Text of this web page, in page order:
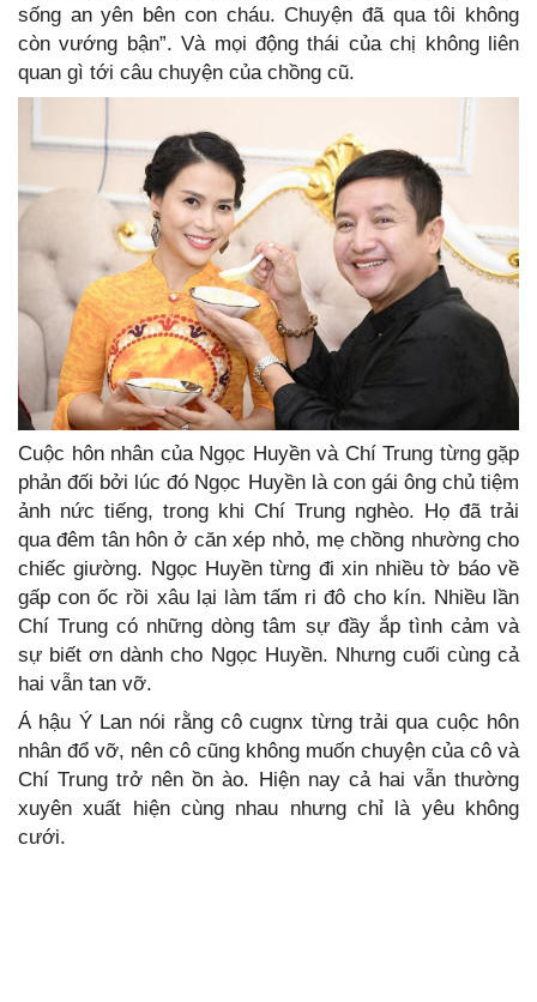
sống an yên bên con cháu. Chuyện đã qua tôi không
còn vướng bận”. Và mọi động thái của chị không liên
quan gì tới câu chuyện của chồng cũ.
Cuộc hôn nhân của Ngọc Huyền và Chí Trung từng gặp
phản đối bởi lúc đó Ngọc Huyền là con gái ông chủ tiệm
ảnh nức tiếng, trong khi Chí Trung nghèo. Họ đã trải
qua đêm tân hôn ở căn xép nhỏ, mẹ chồng nhường cho
chiếc giường. Ngọc Huyền từng đi xin nhiều tờ báo về
gấp con ốc rồi xâu lại làm tấm ri đô cho kín. Nhiều lần
Chí Trung có những dòng tâm sự đầy ắp tình cảm và
sự biết ơn dành cho Ngọc Huyền. Nhưng cuối cùng cả
hai vẫn tan vỡ.
Á hậu Ý Lan nói rằng cô cugnx từng trải qua cuộc hôn
nhân đổ vỡ, nên cô cũng không muốn chuyện của cô và
Chí Trung trở nên ồn ào. Hiện nay cả hai vẫn thường
xuyên xuất hiện cùng nhau nhưng chỉ là yêu không
cưới.